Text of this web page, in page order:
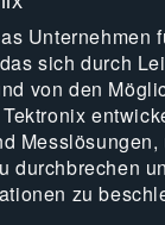
Unternehmen
sich durch
von den
Messlösungen,
durchbrechen
zu